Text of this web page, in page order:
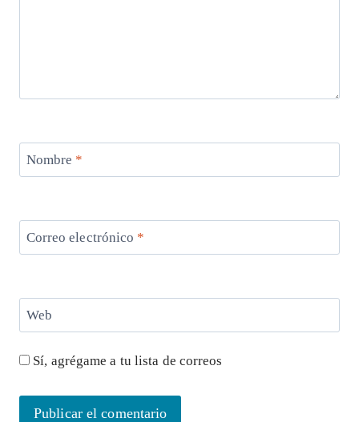
Nombre *
Correo electrónico *
Web
Sí, agrégame a tu lista de correos